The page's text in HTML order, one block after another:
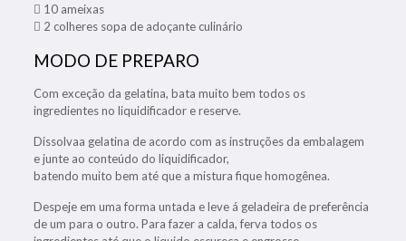
 10 ameixas
 2 colheres sopa de adoçante culinário
MODO DE PREPARO
Com exceção da gelatina, bata muito bem todos os
ingredientes no liquidificador e reserve.
Dissolvaa gelatina de acordo com as instruções da embalagem
e junte ao conteúdo do liquidificador,
batendo muito bem até que a mistura fique homogênea.
Despeje em uma forma untada e leve á geladeira de preferência
de um para o outro. Para fazer a calda, ferva todos os